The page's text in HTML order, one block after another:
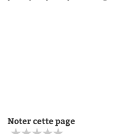
Noter cette page